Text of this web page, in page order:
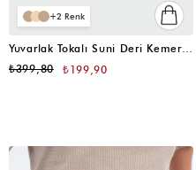
2
Yuvarlak Tokalı Suni Deri Kemer Kahve
₺199,90
₺399,80